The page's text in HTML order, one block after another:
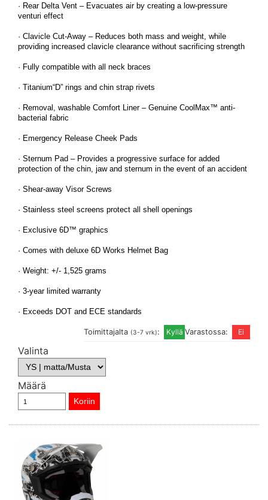
· Rear Delta Vent – Evacuates air by creating a low-pressure
venturi effect
· Clavicle Cut-Away – Reduces both mass and weight, while
providing increased clavicle clearance without sacrificing strength
· Fully compatible with all neck braces
· Titanium“D” rings and chin strap rivets
· Removal, washable Comfort Liner – Genuine CoolMax™ anti-
bacterial fabric
· Emergency Release Cheek Pads
· Sternum Pad – Provides a progressive surface for added
protection of the chin, jaw and sternum in the event of an accident
· Shear-away Visor Screws
· Stainless steel screens protect all shell openings
· Exclusive 6D™ graphics
· Comes with deluxe 6D Works Helmet Bag
· Weight: +/- 1,525 grams
· 3-year limited warranty
· Exceeds DOT and ECE standards
Varastossa:
Toimittajalta (3-7 vrk):
Valinta
Määrä